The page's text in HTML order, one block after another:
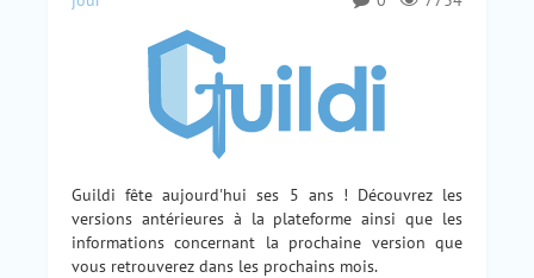
Guildi fête aujourd'hui ses 5 ans ! Découvrez les
versions antérieures à la plateforme ainsi que les
informations concernant la prochaine version que
vous retrouverez dans les prochains mois.